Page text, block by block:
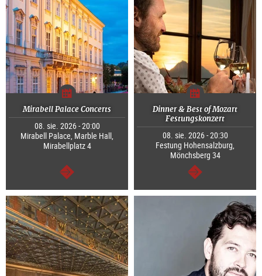
Mirabell Palace Concerts
08. sie. 2026 - 20:00
Mirabell Palace, Marble Hall,
Mirabellplatz 4
dalej
Dinner & Best of Mozart
Festungskonzert
08. sie. 2026 - 20:30
Festung Hohensalzburg,
Mönchsberg 34
dalej